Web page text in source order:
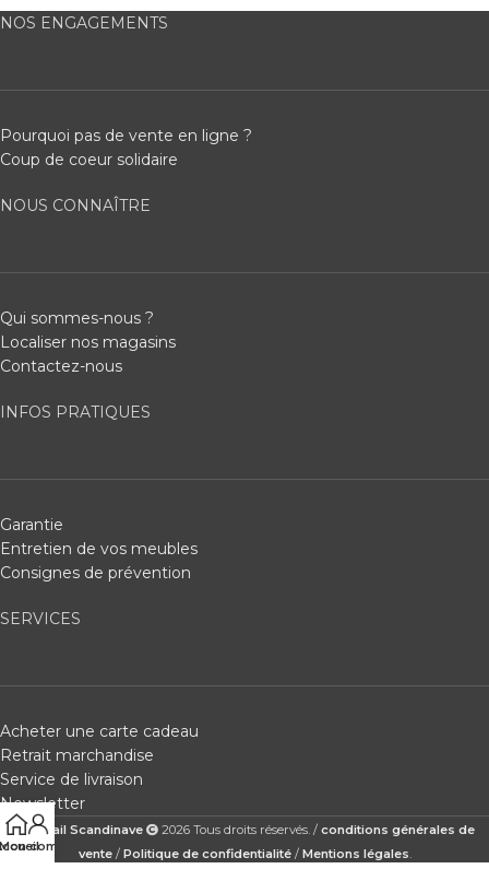
NOS ENGAGEMENTS
Pourquoi pas de vente en ligne ?
Coup de coeur solidaire
NOUS CONNAÎTRE
Qui sommes-nous ?
Localiser nos magasins
Contactez-nous
INFOS PRATIQUES
Garantie
Entretien de vos meubles
Consignes de prévention
SERVICES
Acheter une carte cadeau
Retrait marchandise
Service de livraison
Newsletter
Cocktail Scandinave 2026 Tous droits réservés. / conditions générales de
vente/ Politique de confidentialité/ Mentions légales.
compte